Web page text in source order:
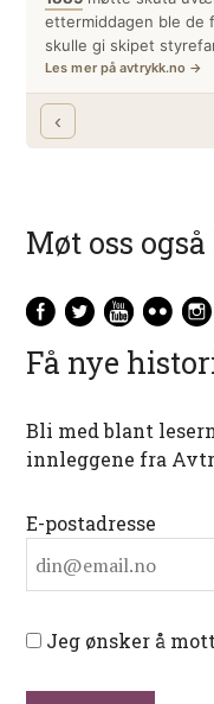
Møt oss
Få nye
Bli med blant
innleggene fra
E-postadresse
Jeg ønsker å